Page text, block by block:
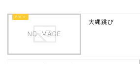
大縄跳び